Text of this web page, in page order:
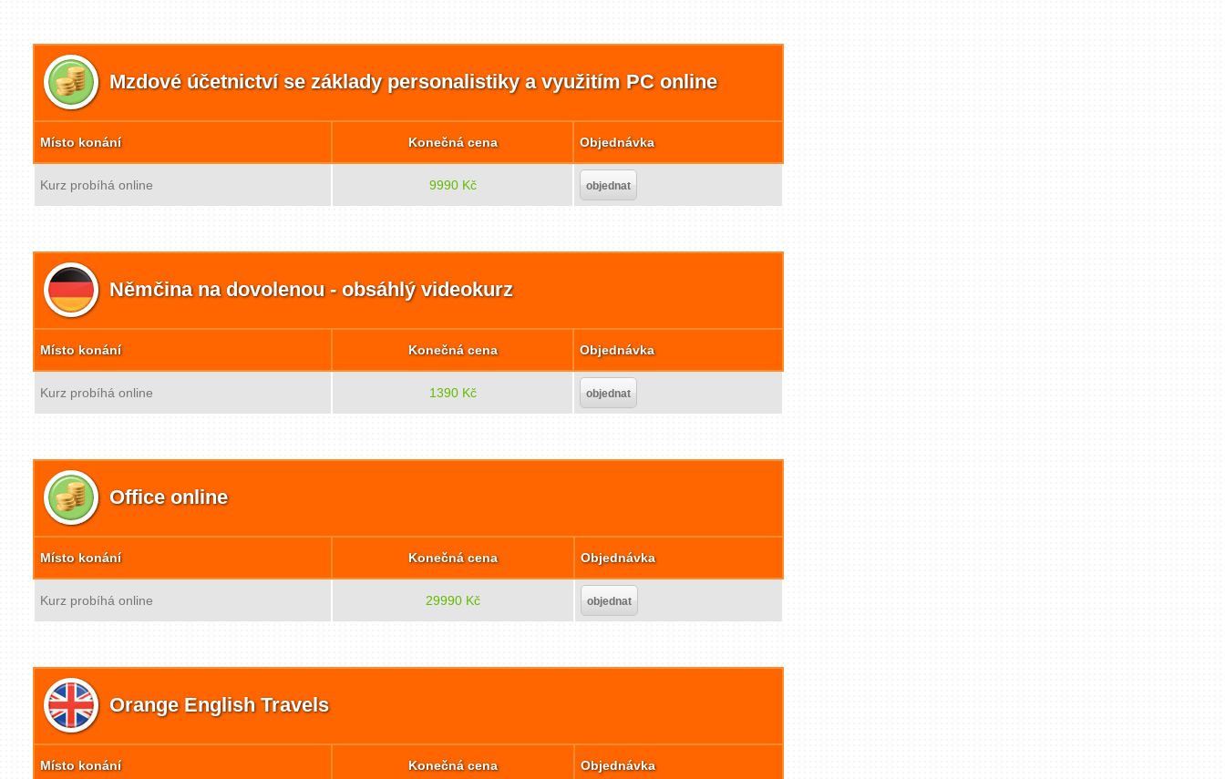
Mzdové účetnictví se základy personalistiky a využitím PC online
Místo konání Konečná cena Objednávka
Kurz probíhá online 9990 Kč objednat
Němčina na dovolenou - obsáhlý videokurz
Místo konání Konečná cena Objednávka
Kurz probíhá online 1390 Kč objednat
Office online
Místo konání Konečná cena Objednávka
Kurz probíhá online 29990 Kč objednat
Orange English Travels
Místo konání Konečná cena Objednávka